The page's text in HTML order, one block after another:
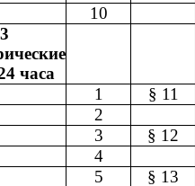
10
часа
1 § 11
2
3 § 12
4
5 § 13